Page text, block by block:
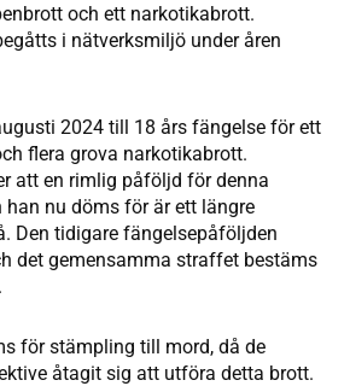
och ett narkotikabrott.
i nätverksmiljö under åren
2024 till 18 års fängelse för ett
flera grova narkotikabrott.
att en rimlig påföljd för denna
han nu döms för är ett längre
Den tidigare fängelsepåföljden
det gemensamma straffet bestäms
för stämpling till mord, då de
åtagit sig att utföra detta brott.